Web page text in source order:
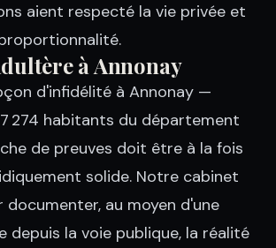
aient respecté la vie privée et
à Annonay
d'infidélité à Annonay —
274 habitants du département
de preuves doit être à la fois
solide. Notre cabinet
au moyen d'une
depuis la voie publique, la réalité